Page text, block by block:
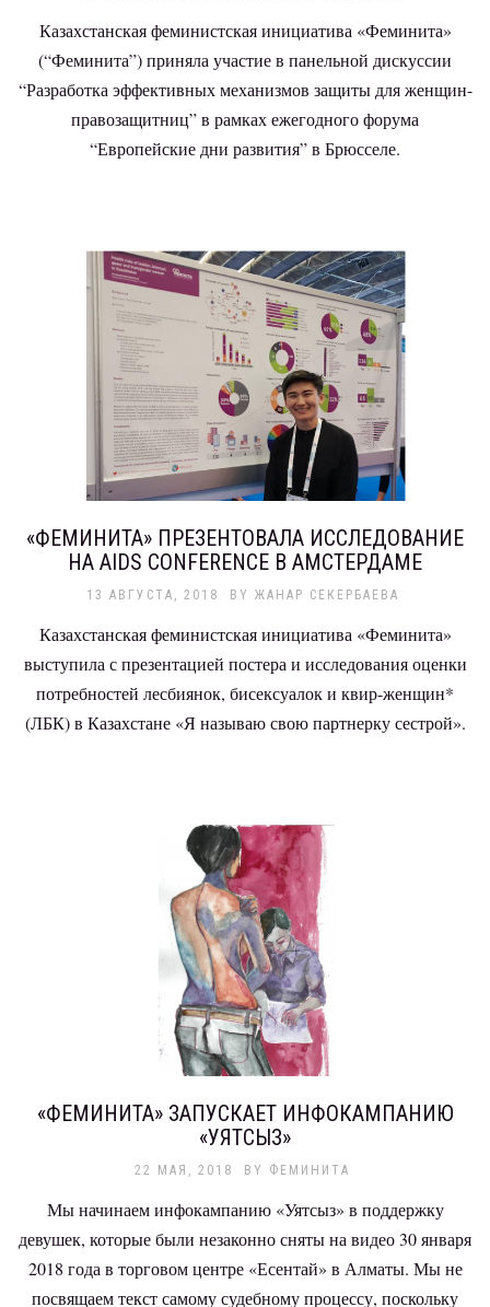
Казахстанская феминистская инициатива «Феминита»
(“Феминита”) приняла участие в панельной дискуссии
“Разработка эффективных механизмов защиты для женщин-
правозащитниц” в рамках ежегодного форума
“Европейские дни развития” в Брюсселе.
«ФЕМИНИТА» ПРЕЗЕНТОВАЛА ИССЛЕДОВАНИЕ
НА AIDS CONFERENCE В АМСТЕРДАМЕ
13 АВГУСТА, 2018 BY ЖАНАР СЕКЕРБАЕВА
Казахстанская феминистская инициатива «Феминита»
выступила с презентацией постера и исследования оценки
потребностей лесбиянок, бисексуалок и квир-женщин*
(ЛБК) в Казахстане «Я называю свою партнерку сестрой».
«ФЕМИНИТА» ЗАПУСКАЕТ ИНФОКАМПАНИЮ
«УЯТСЫЗ»
22 МАЯ, 2018 BY ФЕМИНИТА
Мы начинаем инфокампанию «Уятсыз» в поддержку
девушек, которые были незаконно сняты на видео 30 января
2018 года в торговом центре «Есентай» в Алматы. Мы не
посвящаем текст самому судебному процессу, поскольку